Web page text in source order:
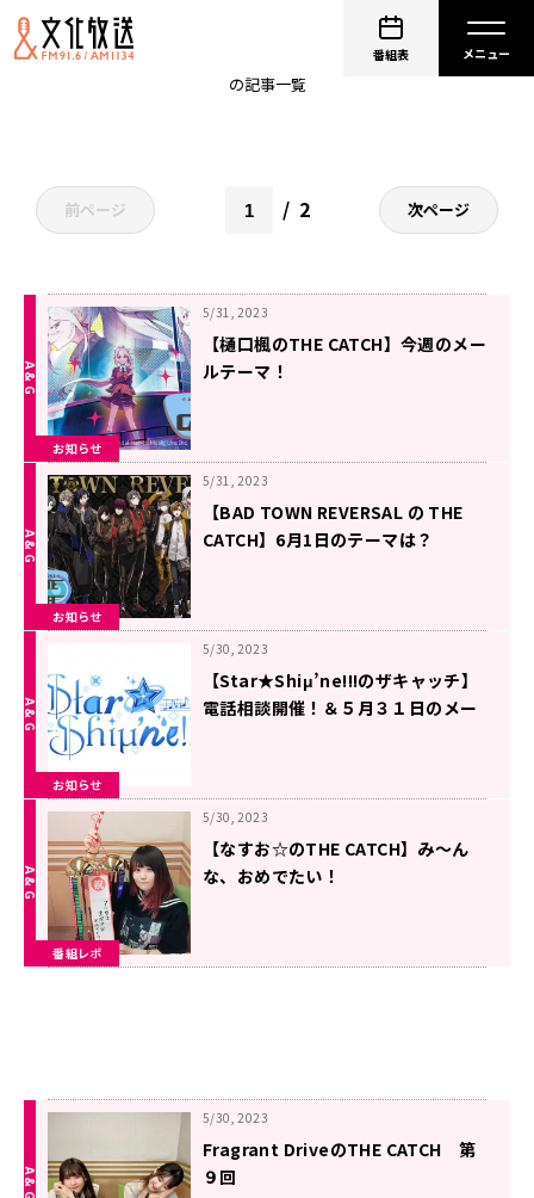
番組表
の記事一覧
前ページ 2 次ページ
お知らせ
5/31, 2023
【樋口楓のTHE CATCH】今週のメー
ルテーマ！
お知らせ
5/31, 2023
【BAD TOWN REVERSAL の THE
CATCH】6月1日のテーマは？
お知らせ
5/30, 2023
【Star★Shiμ’ne!!!のザキャッチ】
電話相談開催！＆５月３１日のメー
番組レポ
5/30, 2023
【なすお☆のTHE CATCH】み～ん
な、おめでたい！
5/30, 2023
Fragrant DriveのTHE CATCH 第
９回